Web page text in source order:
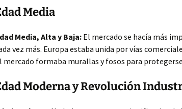
Media
Media, Alta y Baja: El mercado se hacía más
vez más. Europa estaba unida por vías
mercado formaba murallas y fosos para
Moderna y Revolución